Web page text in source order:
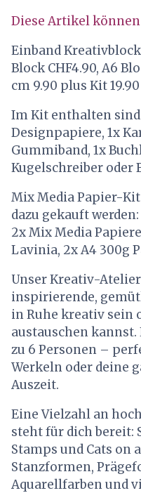
Diese Artikel
Einband
Block CHF4.90, A6
cm 9.90 plus Kit 19.90
Im Kit enthalten
Designpapiere, 1x
Gummiband, 1x
Kugelschreiber oder
Mix Media Papier-
dazu gekauft
2x Mix Media
Lavinia, 2x A4 300g
Unser Kreativ-
inspirierende,
in Ruhe kreativ sein
austauschen
zu 6 Personen –
Werkeln oder deine
Auszeit.
Eine Vielzahl an
steht für dich bereit:
Stamps und Cats on
Stanzformen,
Aquarellfarben und